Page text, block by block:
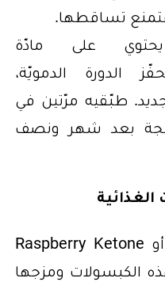
تساقطها.
على مادّة
الدورة الدمويّة،
طبّقيه مرّتين في
بعد شهر ونصف
استخدمي كيتون التوت أو Raspberry Ketone
الكبسولات ومزجها